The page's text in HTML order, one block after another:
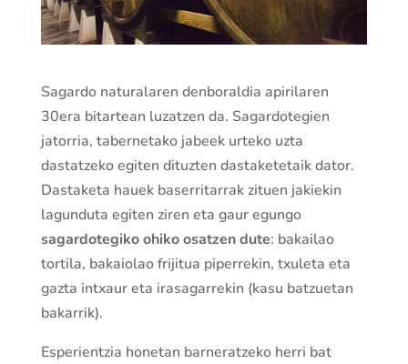
Sagardo naturalaren denboraldia apirilaren
30era bitartean luzatzen da. Sagardotegien
jatorria, tabernetako jabeek urteko uzta
dastatzeko egiten dituzten dastaketetaik dator.
Dastaketa hauek baserritarrak zituen jakiekin
lagunduta egiten ziren eta gaur egungo
sagardotegiko ohiko osatzen dute: bakailao
tortila, bakaiolao frijitua piperrekin, txuleta eta
gazta intxaur eta irasagarrekin (kasu batzuetan
bakarrik).
Esperientzia honetan barneratzeko herri bat